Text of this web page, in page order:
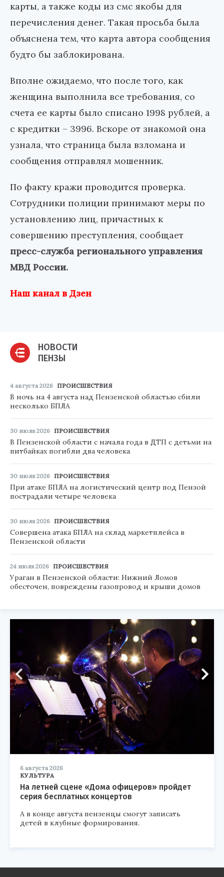
карты, а также коды из смс якобы для
перечисления денег. Такая просьба была
объяснена тем, что карта автора сообщения
будто бы заблокирована.
Вполне ожидаемо, что после того, как
женщина выполнила все требования, со
счета ее карты было списано 1998 рублей, а
с кредитки – 3996. Вскоре от знакомой она
узнала, что страница была взломана и
сообщения отправлял мошенник.
По факту кражи проводится проверка.
Сотрудники полиции принимают меры по
установлению лиц, причастных к
совершению преступления, сообщает
пресс-служба регионального управления
МВД России.
Наш канал в Дзен
НОВОСТИ
ПЕНЗЫ
4 августа 2026 ПРОИСШЕСТВИЯ
В ночь на 4 августа над Пензенской областью сбили
несколько БПЛА
30 июля 2026 ПРОИСШЕСТВИЯ
В Пензенской области с начала года в ДТП с детьми на
питбайках погибли два человека
30 июля 2026 ПРОИСШЕСТВИЯ
При атаке БПЛА на логистический центр под Пензой
пострадали четыре человека
30 июля 2026 ПРОИСШЕСТВИЯ
Совершена атака БПЛА на склад маркетплейса в
Пензенской области
24 июля 2026 ПРОИСШЕСТВИЯ
Ураган в Пензенской области: Нижний Ломов
обесточен, повреждены газопровод и крыши домов
6 августа 2026
КУЛЬТУРА
На летней сцене «Дома офицеров» пройдет
серия бесплатных концертов
А в конце августа пензенцы смогут записать
детей в клубные формирования.